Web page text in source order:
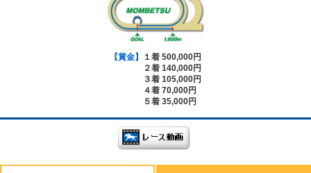
【賞金】
１着 500,000円
２着 140,000円
３着 105,000円
４着 70,000円
５着 35,000円